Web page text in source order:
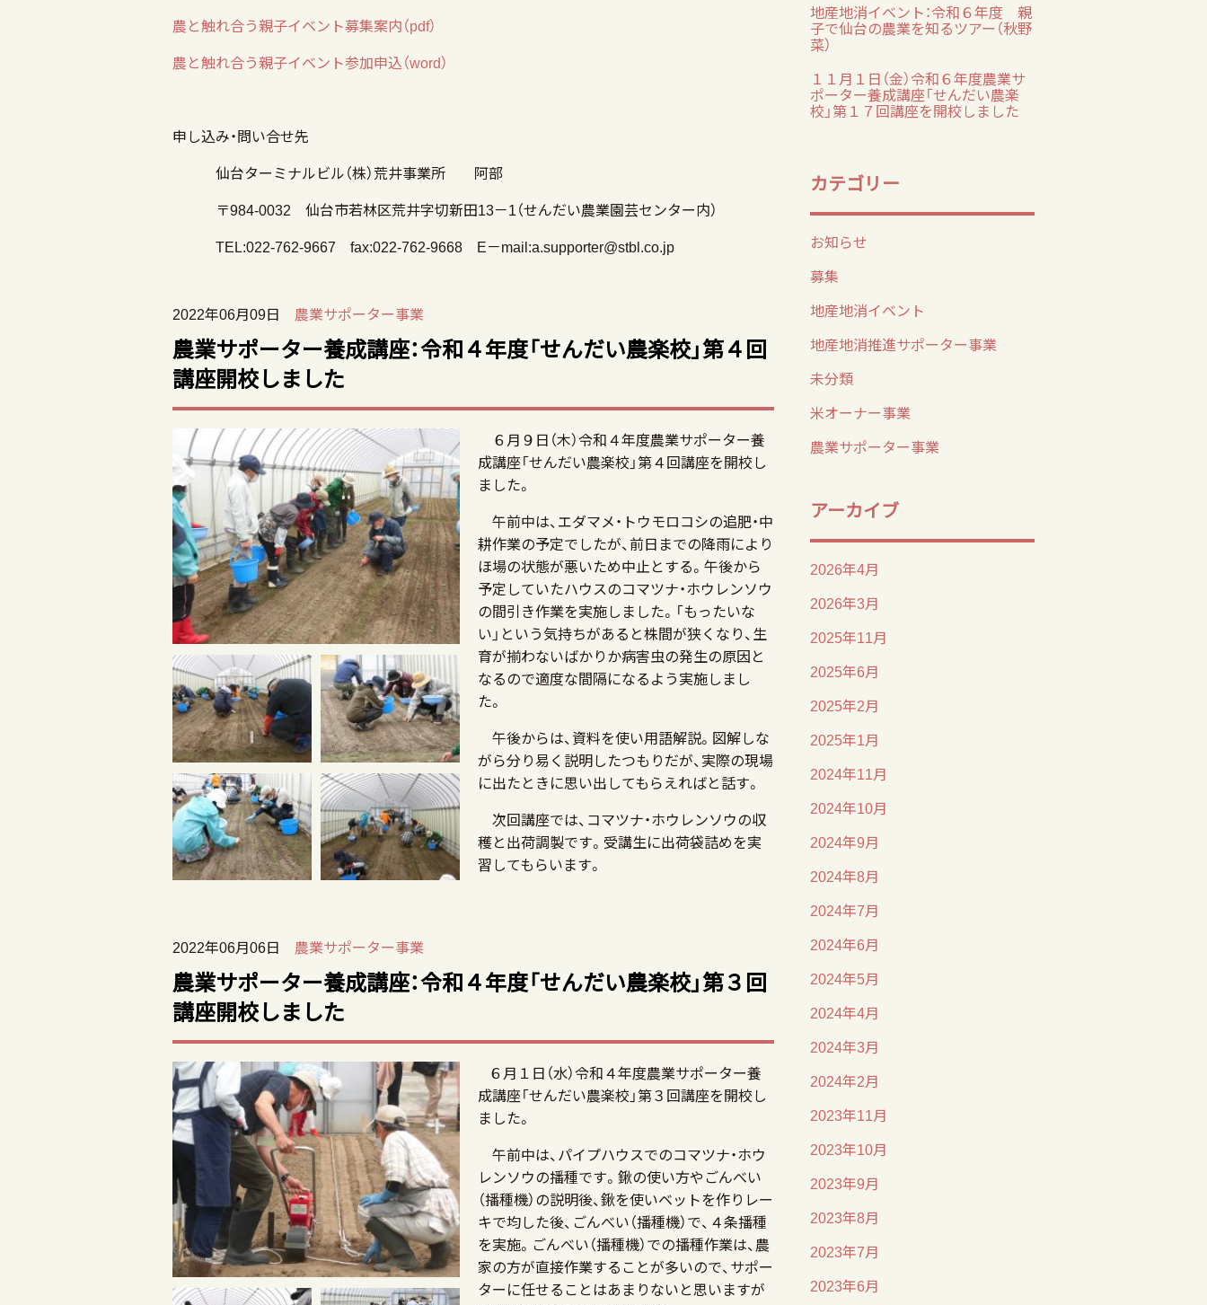
農と触れ合う親子イベント募集案内（pdf）
農と触れ合う親子イベント参加申込（word）
申し込み・問い合せ先
仙台ターミナルビル（株）荒井事業所 阿部
〒984-0032 仙台市若林区荒井字切新田13－1（せんだい農業園芸センター内）
TEL:022-762-9667 fax:022-762-9668 E－mail:a.supporter@stbl.co.jp
2022年06月09日 農業サポーター事業
農業サポーター養成講座：令和４年度「せんだい農楽校」第４回
講座開校しました
６月９日（木）令和４年度農業サポーター養
成講座「せんだい農楽校」第４回講座を開校し
ました。
午前中は、エダマメ・トウモロコシの追肥・中
耕作業の予定でしたが、前日までの降雨により
ほ場の状態が悪いため中止とする。午後から
予定していたハウスのコマツナ・ホウレンソウ
の間引き作業を実施しました。「もったいな
い」という気持ちがあると株間が狭くなり、生
育が揃わないばかりか病害虫の発生の原因と
なるので適度な間隔になるよう実施しまし
た。
午後からは、資料を使い用語解説。図解しな
がら分り易く説明したつもりだが、実際の現場
に出たときに思い出してもらえればと話す。
次回講座では、コマツナ・ホウレンソウの収
穫と出荷調製です。受講生に出荷袋詰めを実
習してもらいます。
2022年06月06日 農業サポーター事業
農業サポーター養成講座：令和４年度「せんだい農楽校」第３回
講座開校しました
６月１日（水）令和４年度農業サポーター養
成講座「せんだい農楽校」第３回講座を開校し
ました。
午前中は、パイプハウスでのコマツナ・ホウ
レンソウの播種です。鍬の使い方やごんべい
（播種機）の説明後、鍬を使いベットを作りレー
キで均した後、ごんべい（播種機）で、４条播種
を実施。ごんべい（播種機）での播種作業は、農
家の方が直接作業することが多いので、サポー
ターに任せることはあまりないと思いますが
地産地消イベント：令和６年度 親
子で仙台の農業を知るツアー（秋野
菜）
１１月１日（金）令和６年度農業サ
ポーター養成講座「せんだい農楽
校」第１７回講座を開校しました
カテゴリー
お知らせ
募集
地産地消イベント
地産地消推進サポーター事業
未分類
米オーナー事業
農業サポーター事業
アーカイブ
2026年4月
2026年3月
2025年11月
2025年6月
2025年2月
2025年1月
2024年11月
2024年10月
2024年9月
2024年8月
2024年7月
2024年6月
2024年5月
2024年4月
2024年3月
2024年2月
2023年11月
2023年10月
2023年9月
2023年8月
2023年7月
2023年6月